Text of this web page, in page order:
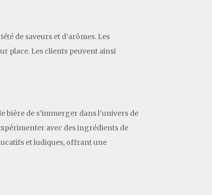
de saveurs et d’arômes. Les
place. Les clients peuvent ainsi
bière de s’immerger dans l’univers de
avec des ingrédients de
et ludiques, offrant une